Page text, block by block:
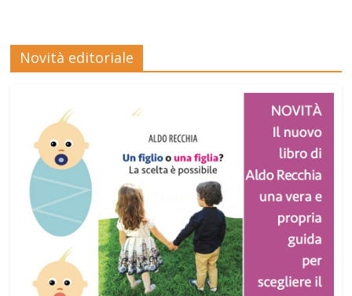
Novità editoriale